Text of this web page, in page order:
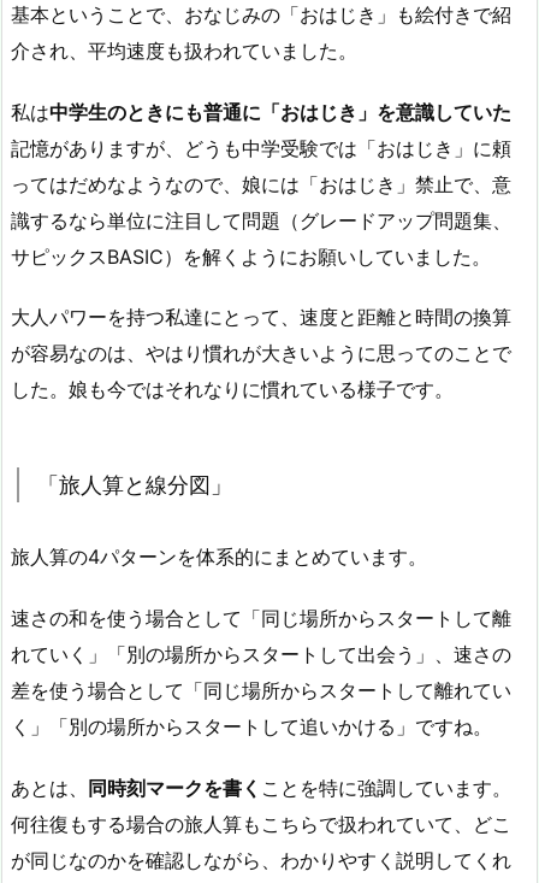
基本ということで、おなじみの「おはじき」も絵付きで紹
介され、平均速度も扱われていました。
私は中学生のときにも普通に「おはじき」を意識していた
記憶がありますが、どうも中学受験では「おはじき」に頼
ってはだめなようなので、娘には「おはじき」禁止で、意
識するなら単位に注目して問題（グレードアップ問題集、
サピックスBASIC）を解くようにお願いしていました。
大人パワーを持つ私達にとって、速度と距離と時間の換算
が容易なのは、やはり慣れが大きいように思ってのことで
した。娘も今ではそれなりに慣れている様子です。
「旅人算と線分図」
旅人算の4パターンを体系的にまとめています。
速さの和を使う場合として「同じ場所からスタートして離
れていく」「別の場所からスタートして出会う」、速さの
差を使う場合として「同じ場所からスタートして離れてい
く」「別の場所からスタートして追いかける」ですね。
あとは、 同時刻マークを書く ことを特に強調しています。
何往復もする場合の旅人算もこちらで扱われていて、どこ
が同じなのかを確認しながら、わかりやすく説明してくれ